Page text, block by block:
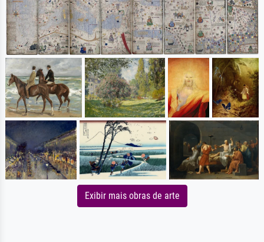
Exibir mais obras de arte